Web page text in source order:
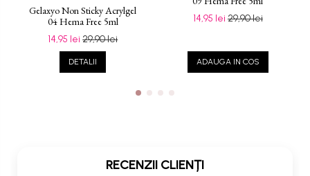
Gelaxyo Non Sticky Acrylgel
04 Hema Free 5ml
14,95 lei29,90 lei
DETALII
14,95 lei 29,90 lei
ADAUGA IN COS
RECENZII CLIENȚI